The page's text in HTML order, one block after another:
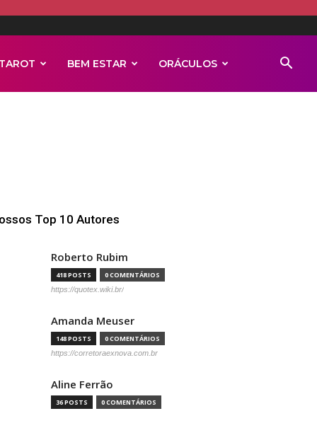
BEM ESTAR ORÁCULOS
Top 10 Autores
Roberto Rubim
418 POSTS 0 COMENTÁRIOS
https://quotex.wiki.br/
Amanda Meuser
148 POSTS 0 COMENTÁRIOS
https://corretoraexnova.com.br
Aline Ferrão
36 POSTS 0 COMENTÁRIOS